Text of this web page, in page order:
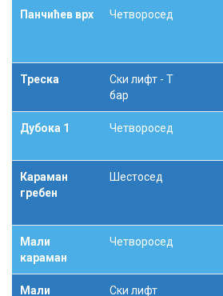
Панчићев врх Четворосед
Треска
Ски лифт - Т
бар
Дубока 1 Четворосед
Караман
гребен
Шестосед
Мали
караман
Четворосед
Мали
Ски лифт